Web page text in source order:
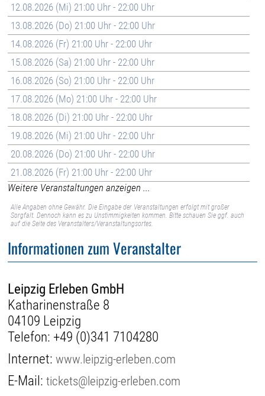
12.08.2026 (Mi) 21:00 Uhr - 22:00 Uhr
13.08.2026 (Do) 21:00 Uhr - 22:00 Uhr
14.08.2026 (Fr) 21:00 Uhr - 22:00 Uhr
15.08.2026 (Sa) 21:00 Uhr - 22:00 Uhr
16.08.2026 (So) 21:00 Uhr - 22:00 Uhr
17.08.2026 (Mo) 21:00 Uhr - 22:00 Uhr
18.08.2026 (Di) 21:00 Uhr - 22:00 Uhr
19.08.2026 (Mi) 21:00 Uhr - 22:00 Uhr
20.08.2026 (Do) 21:00 Uhr - 22:00 Uhr
21.08.2026 (Fr) 21:00 Uhr - 22:00 Uhr
Weitere Veranstaltungen anzeigen ...
Alle Angaben ohne Gewähr. Die Eingabe der Veranstaltungen erfolgt mit großer
Sorgfalt. Dennoch kann es zu Unstimmigkeiten kommen. Bitte schauen Sie ggf. auch
auf die Seite des Veranstalters/Veranstaltungsortes.
Informationen zum Veranstalter
Leipzig Erleben GmbH
Katharinenstraße 8
04109 Leipzig
Telefon: +49 (0)341 7104280
Internet:www.leipzig-erleben.com
E-Mail:tickets@leipzig-erleben.com